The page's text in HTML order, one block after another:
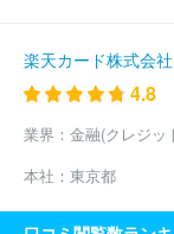
楽天カード株式会社
4.8
業界： 金融(クレジッ
本社： 東京都